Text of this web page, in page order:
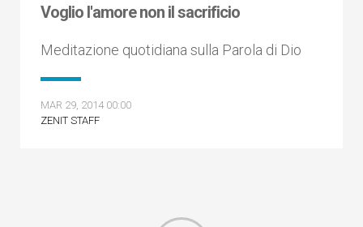
Voglio l'amore non il sacrificio
Meditazione quotidiana sulla Parola di Dio
MAR 29, 2014 00:00
ZENIT STAFF